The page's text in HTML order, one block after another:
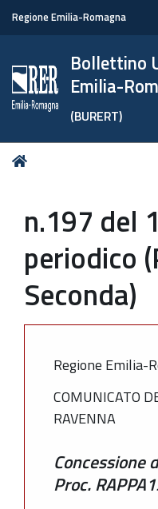
Regione Emilia-Romagna
Bollettino
Emilia-
(BURERT)
Tu
n.197 del
periodico
Seconda)
Regione Emilia-
COMUNICATO
RAVENNA
Concessione
Proc.